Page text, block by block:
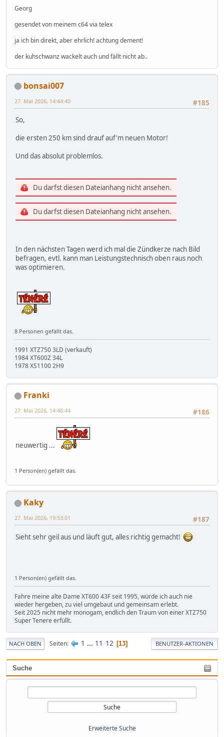
Suche
Erweiterte Suche
Georg
gesendet von meinem c64 via telex
ja ich bin direkt, aber ehrlich! achtung dement!
der kuhschwanz wackelt auch und fällt nicht ab..
bonsai007
#185
27. Mai 2026, 14:44:40
So,
die ersten 250 km sind drauf auf'm neuen Motor!
Und das absolut problemlos.
Du darfst diesen Dateianhang nicht ansehen.
Du darfst diesen Dateianhang nicht ansehen.
In den nächsten Tagen werd ich mal die Zündkerze nach Bild
befragen, evtl. kann man Leistungstechnisch oben raus noch
was optimieren.
8 Personen gefällt das.
1991 XTZ750 3LD (verkauft)
1984 XT600Z 34L
1978 XS1100 2H9
Franki
#186
27. Mai 2026, 14:46:44
neuwertig ...
1 Person(en) gefällt das.
Kaky
#187
27. Mai 2026, 19:53:01
Sieht sehr geil aus und läuft gut, alles richtig gemacht!
1 Person(en) gefällt das.
Fahre meine alte Dame XT600 43F seit 1995, würde ich auch nie
wieder hergeben, zu viel umgebaut und gemeinsam erlebt.
Seit 2025 nicht mehr monogam, endlich den Traum von einer XTZ750
Super Tenere erfüllt.
NACH OBEN Seiten 1 ... 11 12 13 BENUTZER-AKTIONEN